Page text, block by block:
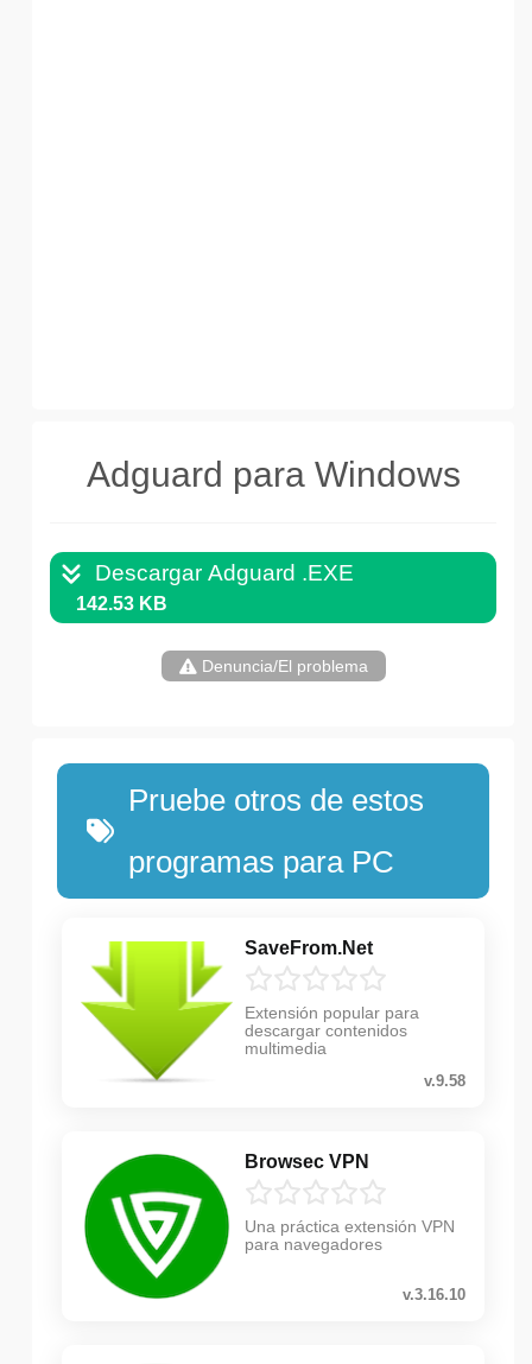
Adguard para Windows
Descargar Adguard .EXE
142.53 KB
Denuncia/El problema
Pruebe otros de estos
programas para PC
SaveFrom.Net
Extensión popular para
descargar contenidos
multimedia
v.9.58
Browsec VPN
Una práctica extensión VPN
para navegadores
v.3.16.10